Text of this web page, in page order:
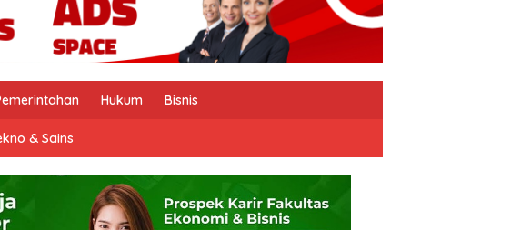
Hukum Bisnis
& Sains